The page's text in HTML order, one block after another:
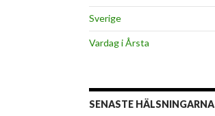
Sverige
Vardag i Årsta
SENASTE HÄLSNINGARNA